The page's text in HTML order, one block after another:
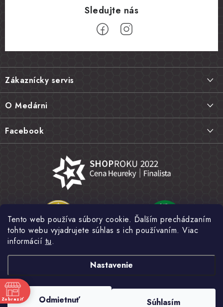
Tento web používa súbory cookie. Ďalším prechádzaním
tohto webu vyjadrujete súhlas s ich používaním. Viac
informácií tu.
Nastavenie
Odmietnuť Súhlasím
Z
á
p
ä
e
Zákaznícky servis
Vrátenie tovaru, výmena a reklamácie
Najčastejšie otázky FAQ
Hodnotenie obchodu
Obchodné podmienky
Ochrana osobných údajov
O Medárni
Náš príbeh
Kamenná predajňa
Fotogaléria
Novinky
Facebook
Copyright 2026 . Všetky práva vyhradené.Upraviť nastavenie
Zobraziť